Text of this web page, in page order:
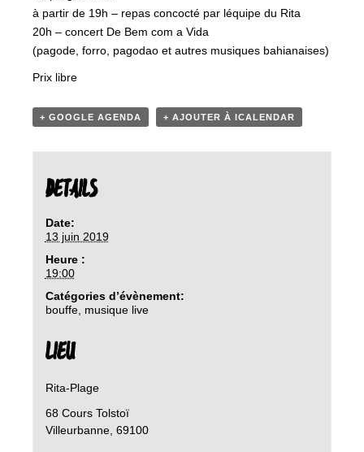
à partir de 19h – repas concocté par léquipe du Rita
20h – concert De Bem com a Vida
(pagode, forro, pagodao et autres musiques bahianaises)
Prix libre
+ GOOGLE AGENDA + AJOUTER À ICALENDAR
DETAILS
Date:
13 juin 2019
Heure :
19:00
Catégories d’évènement:
bouffe, musique live
LIEU
Rita-Plage
68 Cours Tolstoï
Villeurbanne, 69100